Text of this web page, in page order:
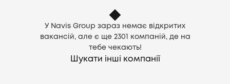
У Navis Group зараз немає відкритих
вакансій, але є ще 2301
компаній, де на
тебе чекають!
Шукати інші компанії